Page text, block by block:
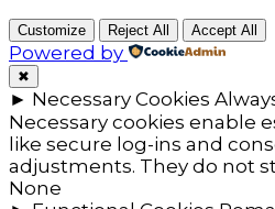
Customize Reject All Accept All
Powered by
✖
► Necessary Cookies
Necessary cookies enable
like secure log-ins and
adjustments. They do not
None